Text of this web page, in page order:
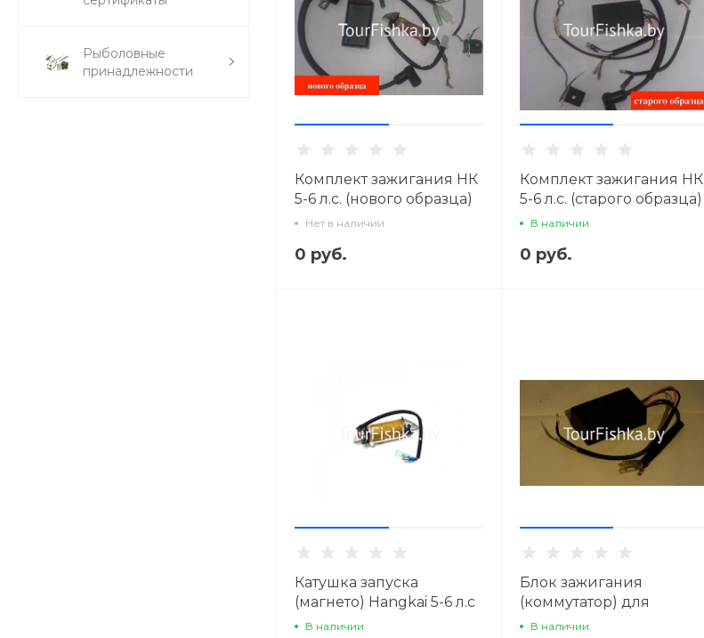
Рыболовные
принадлежности
Комплект зажигания НК
5-6 л.с. (нового образца)
Нет в наличии
0 руб.
Комплект зажигания НК
5-6 л.с. (старого образца)
В наличии
0 руб.
Катушка запуска
(магнето) Hangkai 5-6 л.с
В наличии
Блок зажигания
(коммутатор) для
Hangkai 5-6 л.с.
В наличии